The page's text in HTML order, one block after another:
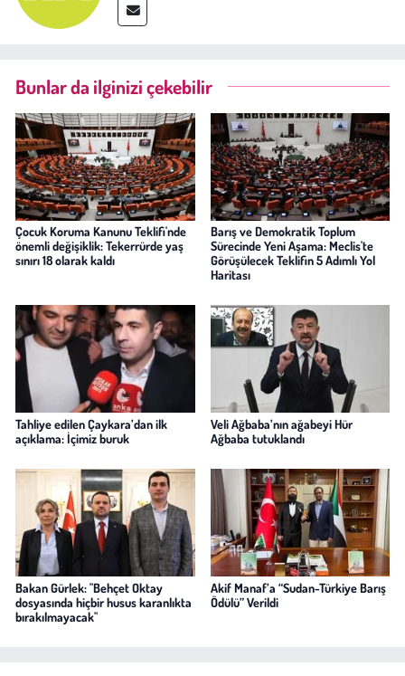
Bunlar da ilginizi çekebilir
Çocuk Koruma Kanunu Teklifi'nde
önemli değişiklik: Tekerrürde yaş
sınırı 18 olarak kaldı
Barış ve Demokratik Toplum
Sürecinde Yeni Aşama: Meclis'te
Görüşülecek Teklifin 5 Adımlı Yol
Haritası
Tahliye edilen Çaykara’dan ilk
açıklama: İçimiz buruk
Veli Ağbaba’nın ağabeyi Hür
Ağbaba tutuklandı
Bakan Gürlek: "Behçet Oktay
dosyasında hiçbir husus karanlıkta
bırakılmayacak"
Akif Manaf’a “Sudan-Türkiye Barış
Ödülü” Verildi